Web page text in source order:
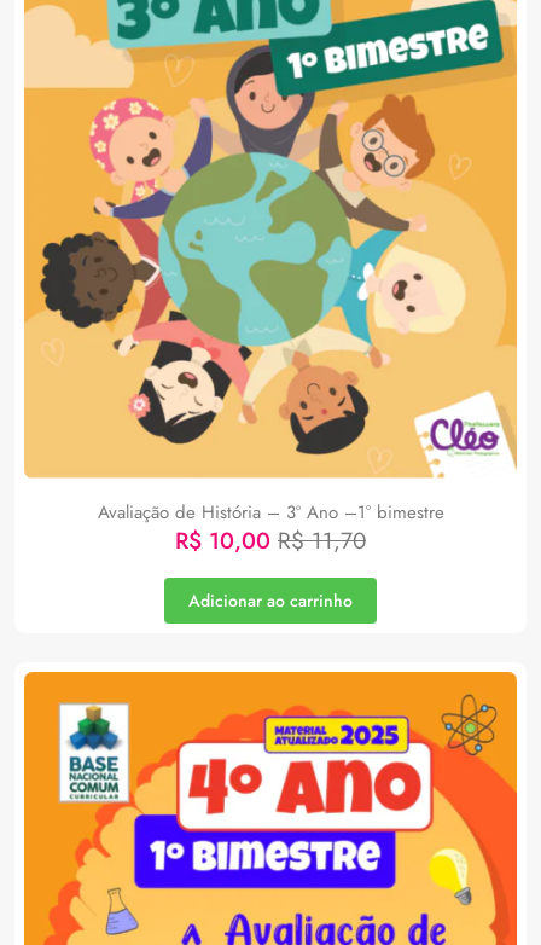
Avaliação de História – 3º Ano –1° bimestre
R$ 10,00 R$11,70
Adicionar ao carrinho